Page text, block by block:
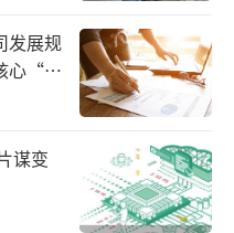
的投资收益率排名前
和2.97%。不过，大
2%区间徘徊，有
发展规
心“痛
谋变